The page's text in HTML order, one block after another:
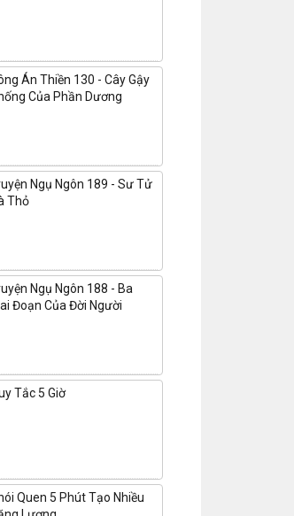
Án Thiền 130 - Cây Gậy
Của Phần Dương
Ngụ Ngôn 189 - Sư Tử
Thỏ
Ngụ Ngôn 188 - Ba
Đoạn Của Đời Người
Tắc 5 Giờ
Quen 5 Phút Tạo Nhiều